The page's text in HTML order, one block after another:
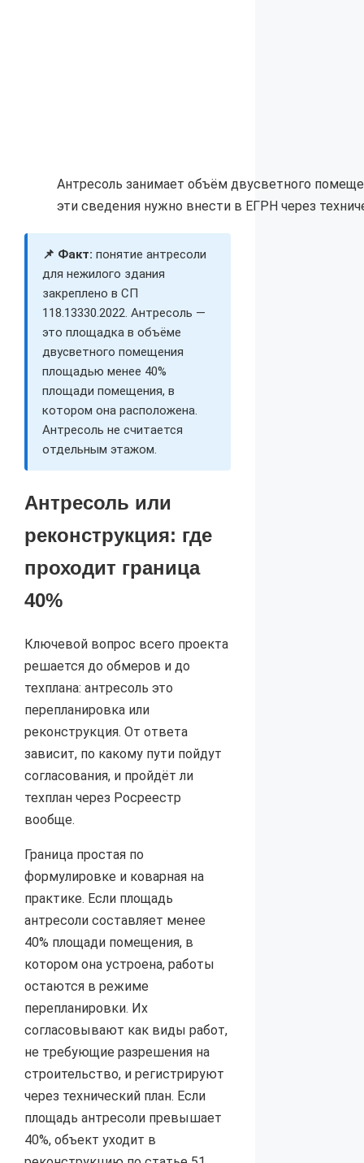
Антресоль занимает объём двусветного
эти сведения нужно внести в ЕГРН через
📌 Факт: понятие антресоли
для нежилого здания
закреплено в СП
118.13330.2022. Антресоль —
это площадка в объёме
двусветного помещения
площадью менее 40%
площади помещения, в
котором она расположена.
Антресоль не считается
отдельным этажом.
Антресоль или
реконструкция: где
проходит граница
40%
Ключевой вопрос всего проекта
решается до обмеров и до
техплана: антресоль это
перепланировка или
реконструкция. От ответа
зависит, по какому пути пойдут
согласования, и пройдёт ли
техплан через Росреестр
вообще.
Граница простая по
формулировке и коварная на
практике. Если площадь
антресоли составляет менее
40% площади помещения, в
котором она устроена, работы
остаются в режиме
перепланировки. Их
согласовывают как виды работ,
не требующие разрешения на
строительство, и регистрируют
через технический план. Если
площадь антресоли превышает
40%, объект уходит в